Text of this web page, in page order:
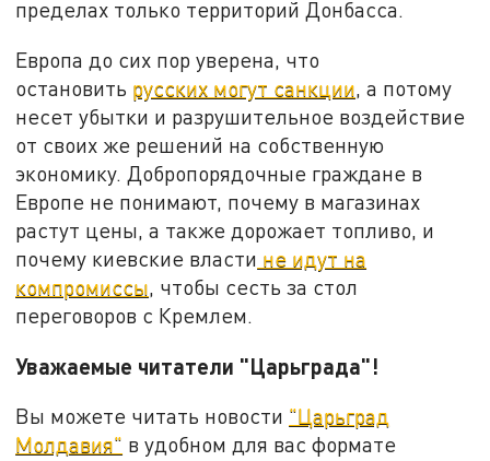
пределах только территорий Донбасса.
Европа до сих пор уверена, что
остановить русских могут санкции, а потому
несет убытки и разрушительное воздействие
от своих же решений на собственную
экономику. Добропорядочные граждане в
Европе не понимают, почему в магазинах
растут цены, а также дорожает топливо, и
почему киевские власти не идут на
компромиссы, чтобы сесть за стол
переговоров с Кремлем.
Уважаемые читатели "Царьграда"!
Вы можете читать новости "Царьград
Молдавия" в удобном для вас формате